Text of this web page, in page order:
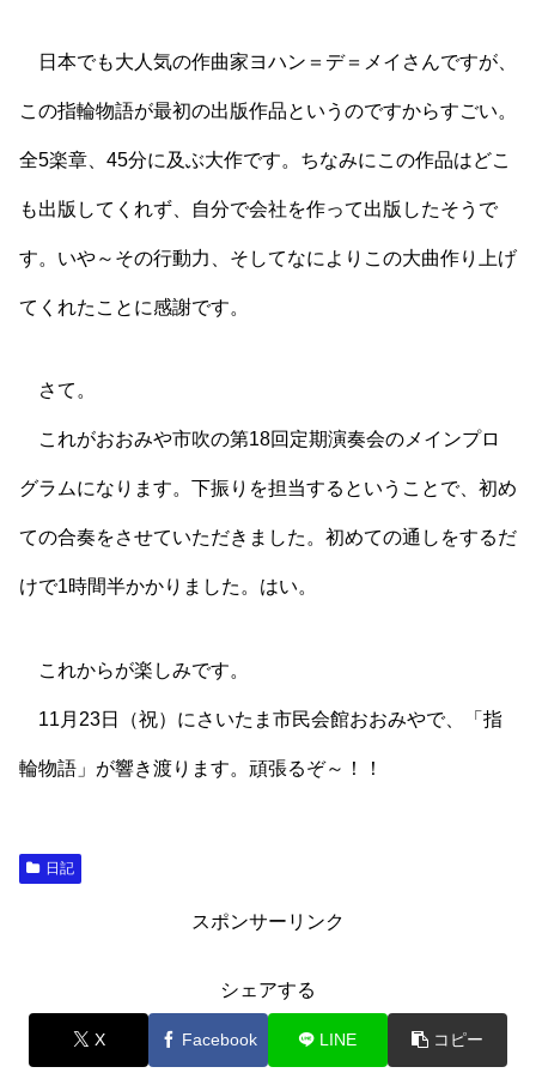
日本でも大人気の作曲家ヨハン＝デ＝メイさんですが、
この指輪物語が最初の出版作品というのですからすごい。
全5楽章、45分に及ぶ大作です。ちなみにこの作品はどこ
も出版してくれず、自分で会社を作って出版したそうで
す。いや～その行動力、そしてなによりこの大曲作り上げ
てくれたことに感謝です。
さて。
これがおおみや市吹の第18回定期演奏会のメインプロ
グラムになります。下振りを担当するということで、初め
ての合奏をさせていただきました。初めての通しをするだ
けで1時間半かかりました。はい。
これからが楽しみです。
11月23日（祝）にさいたま市民会館おおみやで、「指
輪物語」が響き渡ります。頑張るぞ～！！
日記
スポンサーリンク
シェアする
X Facebook LINE コピー